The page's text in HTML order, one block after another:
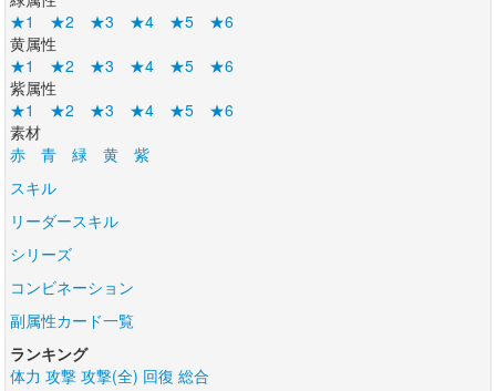
★1
★2 ★3 ★4 ★5
★6
黄属性
★1
★2 ★3 ★4 ★5
★6
紫属性
★1
★2 ★3 ★4 ★5
★6
素材
赤
青 緑 黄
紫
スキル
リーダースキル
シリーズ
コンビネーション
副属性カード一覧
ランキング
体力 攻撃 攻撃(全) 回復 総合